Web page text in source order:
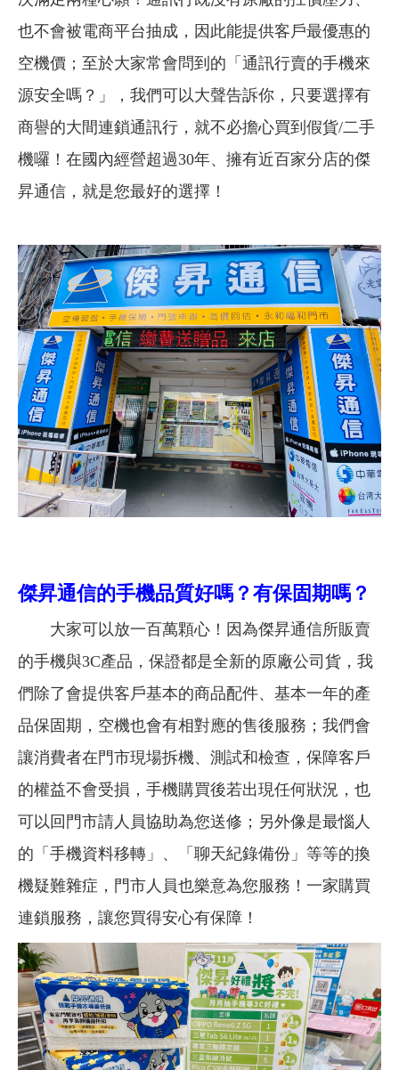
也不會被電商平台抽成，因此能提供客戶最優惠的
空機價；至於大家常會問到的「通訊行賣的手機來
源安全嗎？」，我們可以大聲告訴你，只要選擇有
商譽的大間連鎖通訊行，就不必擔心買到假貨/二手
機囉！在國內經營超過30年、擁有近百家分店的傑
昇通信，就是您最好的選擇！
傑昇通信的手機品質好嗎？有保固期嗎？
大家可以放一百萬顆心！因為傑昇通信所販賣
的手機與3C產品，保證都是全新的原廠公司貨，我
們除了會提供客戶基本的商品配件、基本一年的產
品保固期，空機也會有相對應的售後服務；我們會
讓消費者在門市現場拆機、測試和檢查，保障客戶
的權益不會受損，手機購買後若出現任何狀況，也
可以回門市請人員協助為您送修；另外像是最惱人
的「手機資料移轉」、「聊天紀錄備份」等等的換
機疑難雜症，門市人員也樂意為您服務！一家購買
連鎖服務，讓您買得安心有保障！